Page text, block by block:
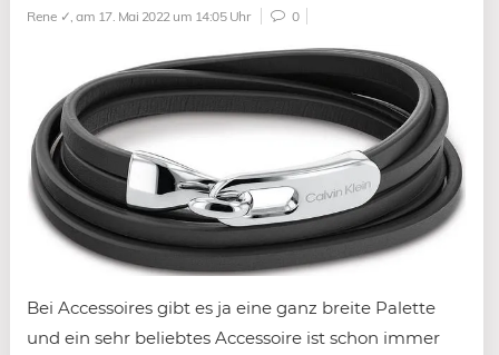
Rene ✓, am 17. Mai 2022 um 14:05 Uhr 0
Bei Accessoires gibt es ja eine ganz breite Palette
und ein sehr beliebtes Accessoire ist schon immer